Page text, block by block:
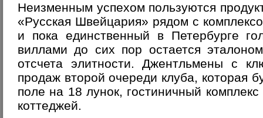
Неизменным успехом пользуются
«Русская Швейцария» рядом с
и пока единственный в Петербурге
виллами до сих пор остается
отсчета элитности. Джентльмены с
продаж второй очереди клуба, которая
поле на 18 лунок, гостиничный
коттеджей.